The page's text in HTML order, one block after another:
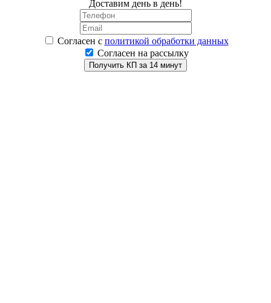
Доставим день в день!
Согласен с политикой обработки данных
Согласен на рассылку
Получить КП за 14 минут